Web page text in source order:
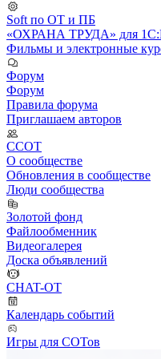
Soft по ОТ и ПБ
«ОХРАНА ТРУДА» для
Фильмы и электронные
Форум
Форум
Правила форума
Приглашаем авторов
ССОТ
О сообществе
Обновления в сообществе
Люди сообщества
Золотой фонд
Файлообменник
Видеогалерея
Доска объявлений
CHAT-OT
Календарь событий
Игры для СОТов